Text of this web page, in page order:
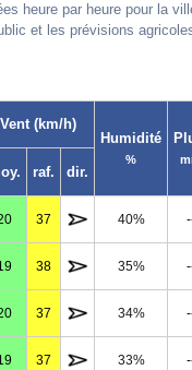
heure par heure pour la
et les prévisions
Vent (km/h)
Humidité
%
raf. dir.
37 40%
38 35%
37 34%
37 33%